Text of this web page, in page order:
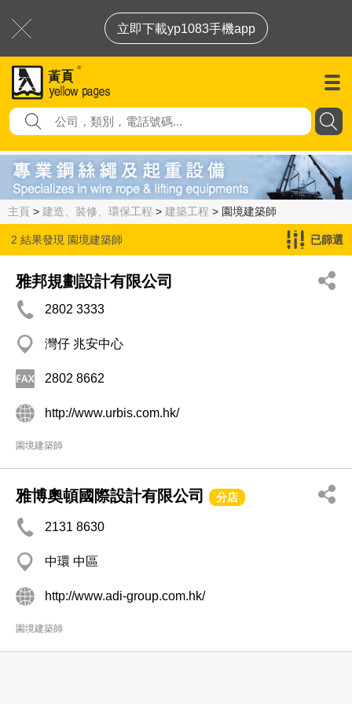
立即下載yp1083手機app
主頁 > 建造、裝修、環保工程 > 建築工程 > 園境建築師
2 結果發現 園境建築師 已篩選
雅邦規劃設計有限公司
2802 3333
灣仔 兆安中心
2802 8662
http://www.urbis.com.hk/
園境建築師
雅博奧頓國際設計有限公司 分店
2131 8630
中環 中區
http://www.adi-group.com.hk/
園境建築師